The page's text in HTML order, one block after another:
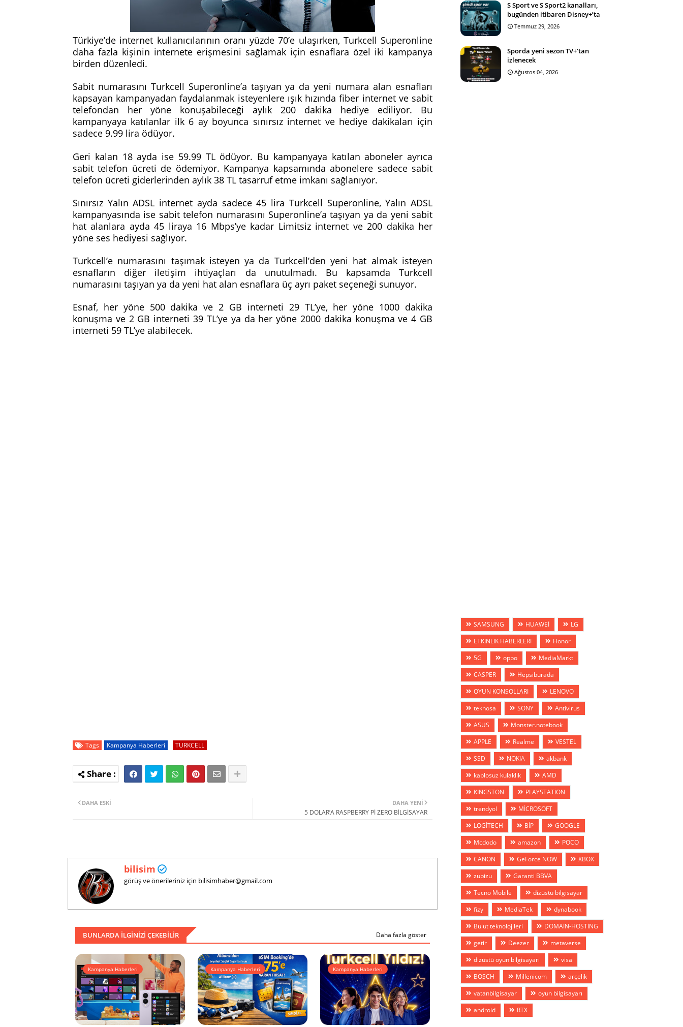
Türkiye’de internet kullanıcılarının oranı yüzde 70’e ulaşırken, Turkcell Superonline
daha fazla kişinin internete erişmesini sağlamak için esnaflara özel iki kampanya
birden düzenledi.
Sabit numarasını Turkcell Superonline’a taşıyan ya da yeni numara alan esnafları
kapsayan kampanyadan faydalanmak isteyenlere ışık hızında fiber internet ve sabit
telefondan her yöne konuşabileceği aylık 200 dakika hediye ediliyor. Bu
kampanyaya katılanlar ilk 6 ay boyunca sınırsız internet ve hediye dakikaları için
sadece 9.99 lira ödüyor.
Geri kalan 18 ayda ise 59.99 TL ödüyor. Bu kampanyaya katılan aboneler ayrıca
sabit telefon ücreti de ödemiyor. Kampanya kapsamında abonelere sadece sabit
telefon ücreti giderlerinden aylık 38 TL tasarruf etme imkanı sağlanıyor.
Sınırsız Yalın ADSL internet ayda sadece 45 lira Turkcell Superonline, Yalın ADSL
kampanyasında ise sabit telefon numarasını Superonline’a taşıyan ya da yeni sabit
hat alanlara ayda 45 liraya 16 Mbps’ye kadar Limitsiz internet ve 200 dakika her
yöne ses hediyesi sağlıyor.
Turkcell’e numarasını taşımak isteyen ya da Turkcell’den yeni hat almak isteyen
esnafların diğer iletişim ihtiyaçları da unutulmadı. Bu kapsamda Turkcell
numarasını taşıyan ya da yeni hat alan esnaflara üç ayrı paket seçeneği sunuyor.
Esnaf, her yöne 500 dakika ve 2 GB interneti 29 TL’ye, her yöne 1000 dakika
konuşma ve 2 GB interneti 39 TL’ye ya da her yöne 2000 dakika konuşma ve 4 GB
interneti 59 TL’ye alabilecek.
Tags Kampanya Haberleri TURKCELL
DAHA YENI
5 DOLAR’A RASPBERRY Pİ ZERO BİLGİSAYAR
DAHA ESKI
bilisim
görüş ve önerileriniz için bilisimhaber@gmail.com
BUNLARDA ILGINIZI ÇEKEBILIR Daha fazla göster
Kampanya Haberleri Kampanya Haberleri Kampanya Haberleri
S Sport ve S Sport2 kanalları,
bugünden itibaren Disney+’ta
Temmuz 29, 2026
Sporda yeni sezon TV+’tan
izlenecek
Ağustos 04, 2026
SAMSUNG HUAWEİ
LG
ETKİNLİK HABERLERİ
Honor
5G
oppo
MediaMarkt
CASPER
Hepsiburada
OYUN KONSOLLARI
LENOVO
teknosa
SONY
Antivirus
ASUS
Monster.notebook
APPLE
Realme
VESTEL
SSD
NOKIA
akbank
kablosuz kulaklık
AMD
KİNGSTON
PLAYSTATİON
trendyol
MİCROSOFT
LOGİTECH
BİP
GOOGLE
Mcdodo
amazon
POCO
CANON
GeForce NOW
XBOX
zubizu
Garanti BBVA
Tecno Mobile
dizüstü bilgisayar
fizy
MediaTek
dynabook
Bulut teknolojileri
DOMAİN-HOSTİNG
getir
Deezer
metaverse
dizüstü oyun bilgisayarı
visa
BOSCH
Millenicom
arçelik
vatanbilgisayar
oyun bilgisayarı
android
RTX